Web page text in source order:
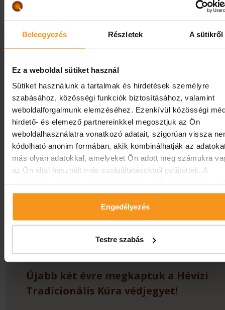
Beleegyezés Részletek A sütikről
Ez a weboldal sütiket használ
Sütiket használunk a tartalmak és hirdetések személyre
szabásához, közösségi funkciók biztosításához, valamint
weboldalforgalmunk elemzéséhez. Ezenkívül közösségi
hirdető- és elemező partnereinkkel megosztjuk az Ön
weboldalhasználatra vonatkozó adatait, szigorúan vissza
kódolható anonim formában, akik kombinálhatják az
más olyan adatokkal, amelyeket Ön adott meg számukra
az Ön által használt más szolgáltatásokból gyűjtöttek. A
használatához.
Engedélyezés
Testre szabás
történő szállítását , oklevelet és pezsgős koccintást.
Szobafoglalás:
+3683501149
Foglalja le még ma exkluzív
ÉRKEZÉS
08
TÁVOZÁS
10
ÁRAK ELLENŐRZÉSE
Újabb két évre megkaptuk a Hévízi
Tradicionális Kúra védjegyet!